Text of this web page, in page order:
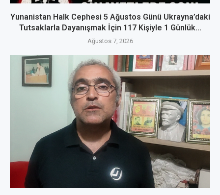
Yunanistan Halk Cephesi 5 Ağustos Günü Ukrayna’daki
Tutsaklarla Dayanışmak İçin 117 Kişiyle 1 Günlük...
Ağustos 7, 2026